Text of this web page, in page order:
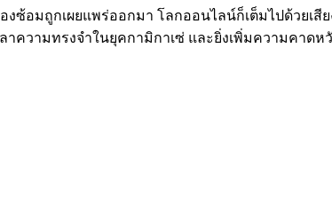
ซ้อมถูกเผยแพร่ออกมา โลกออนไลน์ก็เต็มไปด้วยเ
าความทรงจำในยุคกามิกาเซ่ และยิ่งเพิ่มความคาด